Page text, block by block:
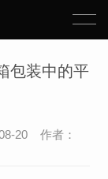
包装中的平
20 作者：